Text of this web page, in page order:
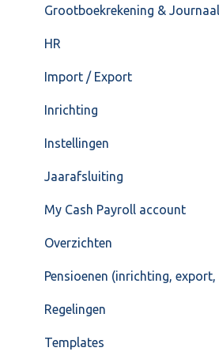
Grootboekrekening &
HR
Import / Export
Inrichting
Instellingen
Jaarafsluiting
My Cash Payroll account
Overzichten
Pensioenen (inrichting, export,
Regelingen
Templates